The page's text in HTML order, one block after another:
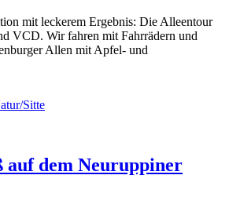
mit leckerem Ergebnis: Die Alleentour
VCD. Wir fahren mit Fahrrädern und
Allen mit Apfel- und
Sitte
auf dem Neuruppiner